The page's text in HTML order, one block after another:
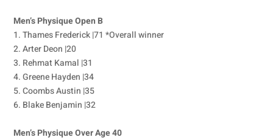
Men’s Physique Open B
1. Thames Frederick |71 *Overall winner
2. Arter Deon |20
3. Rehmat Kamal |31
4. Greene Hayden |34
5. Coombs Austin |35
6. Blake Benjamin |32
Men’s Physique Over Age 40